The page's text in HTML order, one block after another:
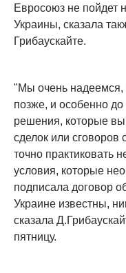
Евросоюз не пойдет
Украины, сказала
Грибаускайте.
"Мы очень надеемся,
позже, и особенно
решения, которые
сделок или сговоров
точно практиковать
условия, которые
подписала договор
Украине известны,
сказала
пятницу.